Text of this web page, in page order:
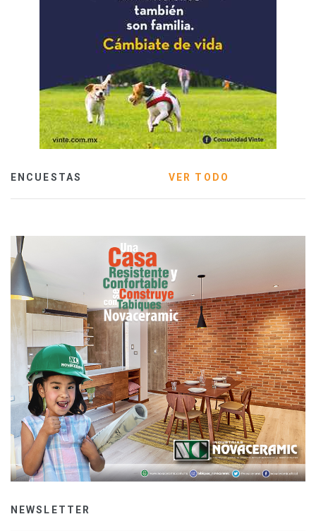
ENCUESTAS VER TODO
NEWSLETTER